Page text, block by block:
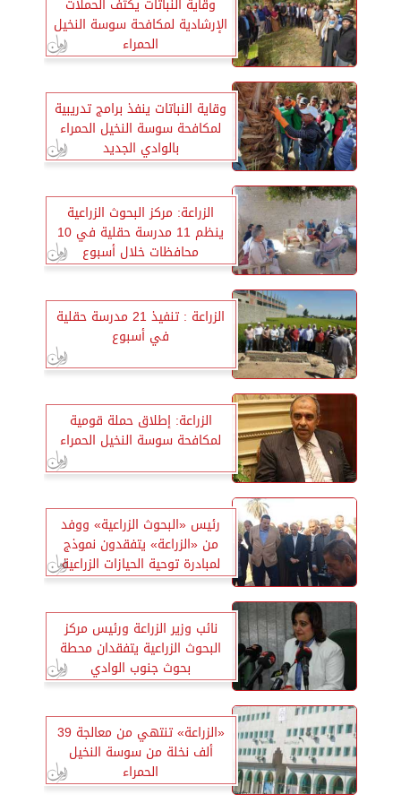
وقاية النباتات يكثف الحملات
الإرشادية لمكافحة سوسة النخيل
الحمراء
وقاية النباتات ينفذ برامج تدريبية
لمكافحة سوسة النخيل الحمراء
بالوادي الجديد
الزراعة: مركز البحوث الزراعية
ينظم 11 مدرسة حقلية في 10
محافظات خلال أسبوع
الزراعة : تنفيذ 21 مدرسة حقلية
في أسبوع
الزراعة: إطلاق حملة قومية
لمكافحة سوسة النخيل الحمراء
رئيس «البحوث الزراعية» ووفد
من «الزراعة» يتفقدون نموذج
لمبادرة توحية الحيازات الزراعية
المفتتة
نائب وزير الزراعة ورئيس مركز
البحوث الزراعية يتفقدان محطة
بحوث جنوب الوادي
«الزراعة» تنتهي من معالجة 39
ألف نخلة من سوسة النخيل
الحمراء